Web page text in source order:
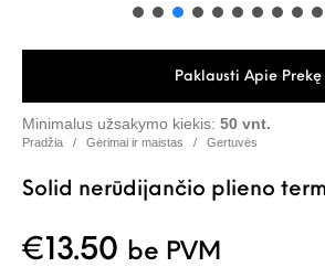
Pradžia / Gėrimai ir maistas / Gertuvės
Solid nerūdijančio plieno
€ 13.50 be PVM
Paklausti Apie Prekę
Minimalus užsakymo kiekis:50 vnt.